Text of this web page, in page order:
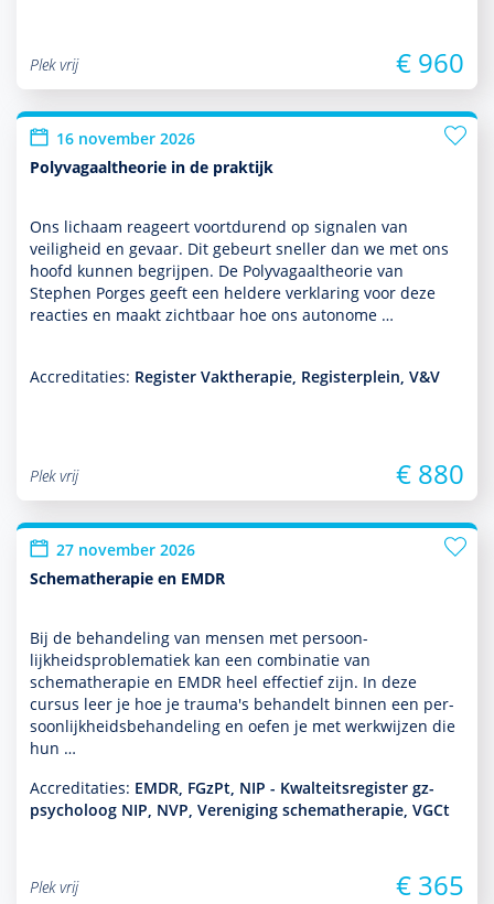
Plek vrij € 960
16 november 2026
Polyvagaaltheorie in de praktijk
Ons lichaam reageert voort­durend op signalen van
veiligheid en gevaar. Dit gebeurt sneller dan we met ons
hoofd kunnen begrijpen. De Polyvagaaltheorie van
Stephen Porges geeft een heldere verklaring voor deze
reacties en maakt zichtbaar hoe ons autonome …
Accreditaties: Register Vaktherapie, Registerplein, V&V
Plek vrij € 880
27 november 2026
Schematherapie en EMDR
Bij de behan­del­ing van mensen met per­soon­
lijkheidsproble­ma­tiek kan een combinatie van
schemathera­pie en EMDR heel effectief zijn. In deze
cursus leer je hoe je trauma's behan­delt binnen een per­
soon­lijkheidsbehan­del­ing en oefen je met werkwijzen die
hun …
Accreditaties: EMDR, FGzPt, NIP - Kwalteitsregister gz-
psycholoog NIP, NVP, Vereniging schematherapie, VGCt
Plek vrij € 365